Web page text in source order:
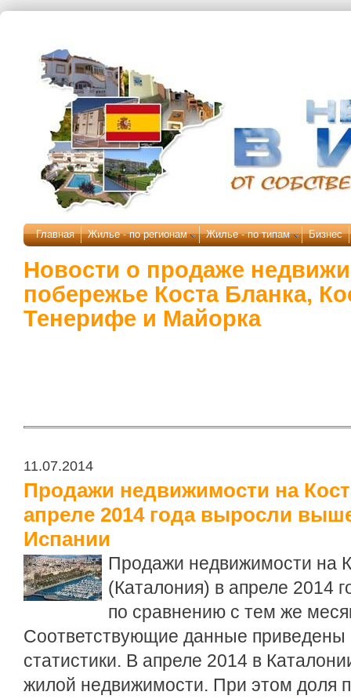
Перейти к основному содержанию
Главная Жилье - по регионам Жилье - по типам Бизнес
Новости о продаже
побережье Коста Бланка,
Тенерифе и Майорка
11.07.2014
Продажи недвижимости на
апреле 2014 года выросли
Испании
Продажи недвижимости на
(Каталония) в апреле 2014
по сравнению с тем же
Соответствующие данные приведены
статистики. В апреле 2014 в
жилой недвижимости. При этом доля